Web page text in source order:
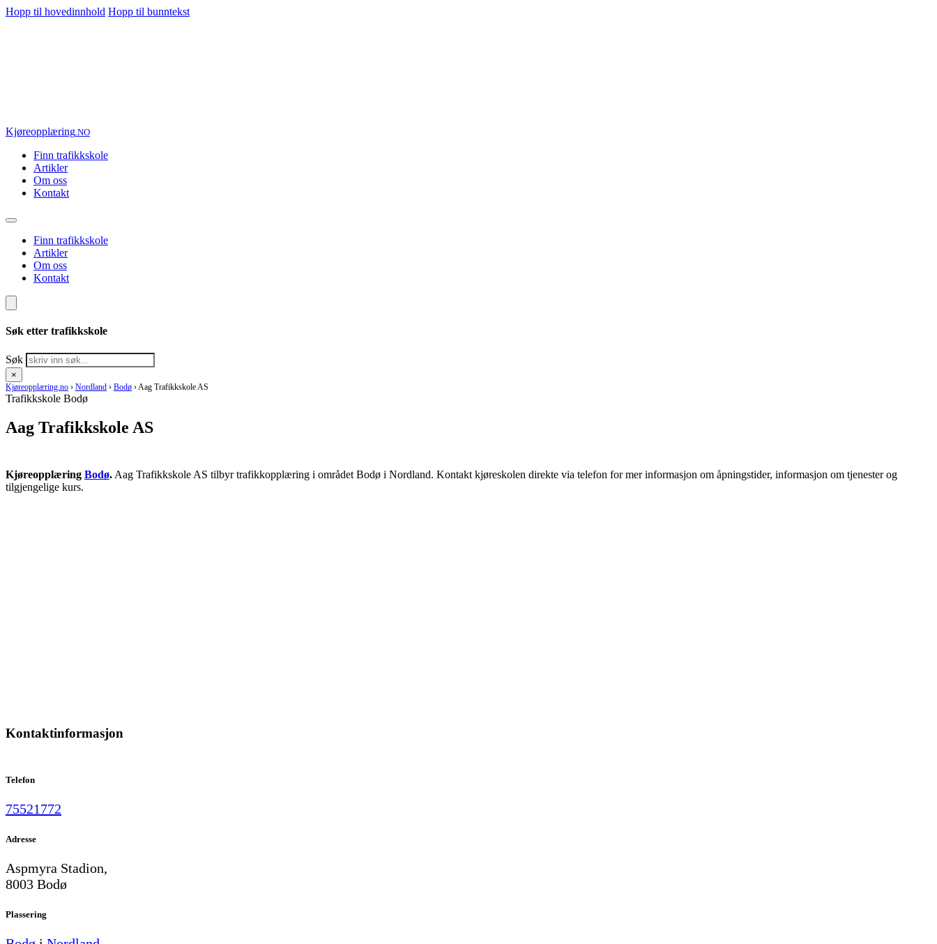
Hopp til hovedinnhold Hopp til bunntekst
Kjøreopplæring.NO
Finn trafikkskole
Artikler
Om oss
Kontakt
Finn trafikkskole
Artikler
Om oss
Kontakt
Søk etter trafikkskole
Søk
×
Kjøreopplæring.no › Nordland › Bodø › Aag Trafikkskole AS
Trafikkskole Bodø
Aag Trafikkskole AS
Kjøreopplæring Bodø. Aag Trafikkskole AS tilbyr trafikkopplæring i området Bodø i Nordland. Kontakt kjøreskolen direkte via telefon for mer informasjon om åpningstider, informasjon om tjenester og
tilgjengelige kurs.
Kontaktinformasjon
Telefon
75521772
Adresse
Aspmyra Stadion,
8003 Bodø
Plassering